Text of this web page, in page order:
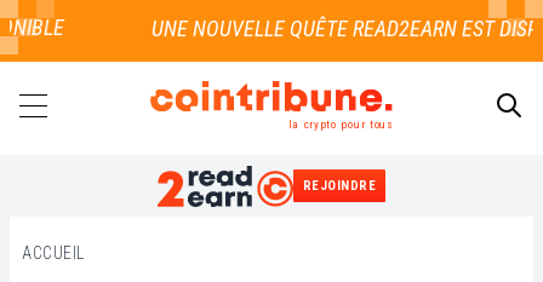
la crypto pour tous
REJOINDRE
ACCUEIL